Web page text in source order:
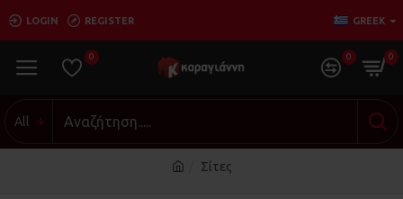
LOGIN REGISTER GREEK
0 0 0
All
Σίτες